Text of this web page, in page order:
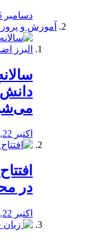
دسامبر 25, 2019
آموزش و
اکتبر 22, 2019
در
اکتبر 22, 2019